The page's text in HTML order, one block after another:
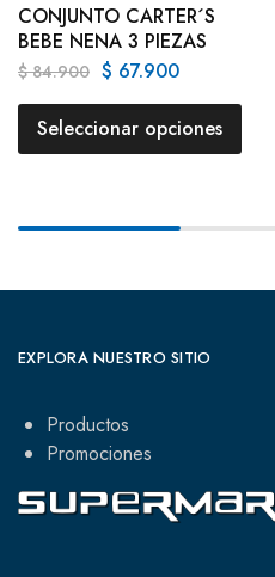
CONJUNTO CARTER´S
BEBE NENA 3 PIEZAS
$84.900 $ 67.900
Seleccionar opciones
EXPLORA NUESTRO SITIO
Productos
Promociones